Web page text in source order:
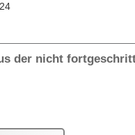
der nicht